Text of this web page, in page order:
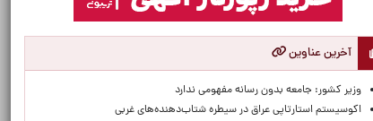
آخرین عناوین
وزیر کشور: جامعه بدون رسانه مفهومی ندارد
اکوسیستم استارتاپی عراق در سیطره شتاب‌دهنده‌‌های غربی